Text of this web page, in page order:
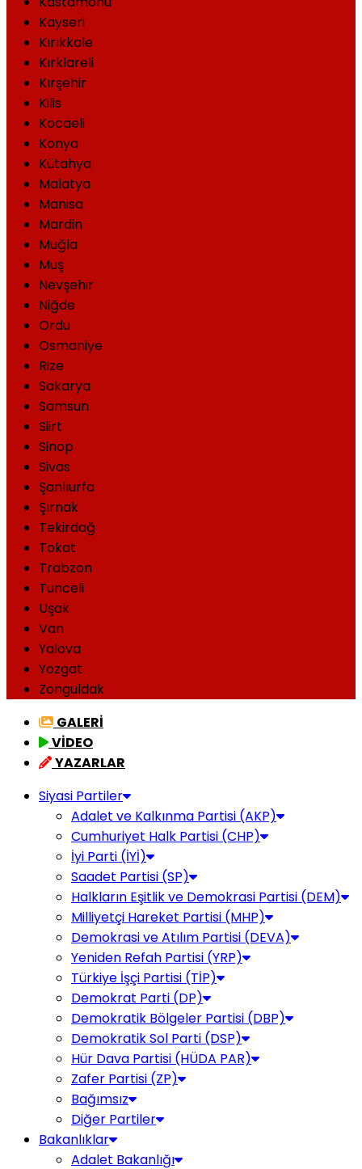
Kayseri
Kırıkkale
Kırklareli
Kırşehir
Kilis
Kocaeli
Konya
Kütahya
Malatya
Manisa
Mardin
Muğla
Muş
Nevşehir
Niğde
Ordu
Osmaniye
Rize
Sakarya
Samsun
Siirt
Sinop
Sivas
Şanlıurfa
Şırnak
Tekirdağ
Tokat
Trabzon
Tunceli
Uşak
Van
Yalova
Yozgat
Zonguldak
GALERİ
VİDEO
YAZARLAR
Siyasi Partiler
Adalet ve Kalkınma Partisi (AKP)
Cumhuriyet Halk Partisi (CHP)
İyi Parti (İYİ)
Saadet Partisi (SP)
Halkların Eşitlik ve Demokrasi Partisi (DEM)
Milliyetçi Hareket Partisi (MHP)
Demokrasi ve Atılım Partisi (DEVA)
Yeniden Refah Partisi (YRP)
Türkiye İşçi Partisi (TİP)
Demokrat Parti (DP)
Demokratik Bölgeler Partisi (DBP)
Demokratik Sol Parti (DSP)
Hür Dava Partisi (HÜDA PAR)
Zafer Partisi (ZP)
Bağımsız
Diğer Partiler
Bakanlıklar
Adalet Bakanlığı